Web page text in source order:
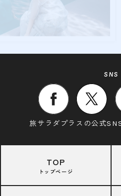
SNS
旅サラダプラスの公式
TOP
トップページ